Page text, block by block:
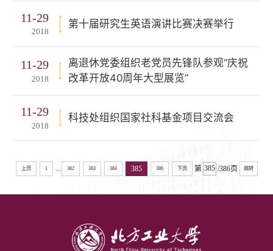
11-29
2018
第十届研究生英语演讲比赛决赛举行
11-29
2018
离退休党委组织老党员先锋队参观“庆祝
改革开放40周年大型展览”
11-29
2018
科技处组织国家社科基金项目交流会
上页 1 382 383 384 385 386 下页 第 /386页 跳转